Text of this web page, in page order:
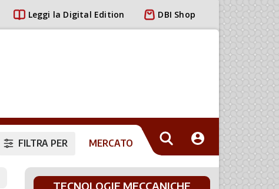
Leggi la Digital Edition DBI Shop
FILTRA PER MERCATO
TECNOLOGIE MECCANICHE